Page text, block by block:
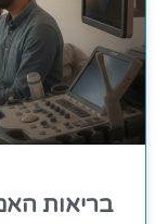
בריאות